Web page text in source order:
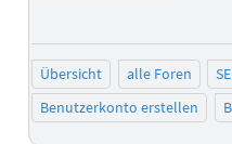
Übersicht alle Foren
Benutzerkonto erstellen